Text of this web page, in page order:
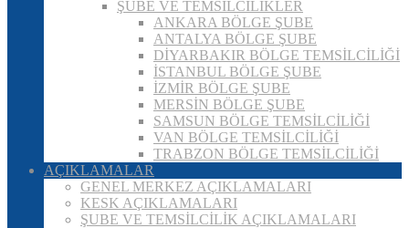
ŞUBE VE TEMSİLCİLİKLER
ANKARA BÖLGE ŞUBE
ANTALYA BÖLGE ŞUBE
DİYARBAKIR BÖLGE TEMSİLCİLİĞİ
İSTANBUL BÖLGE ŞUBE
İZMİR BÖLGE ŞUBE
MERSİN BÖLGE ŞUBE
SAMSUN BÖLGE TEMSİLCİLİĞİ
VAN BÖLGE TEMSİLCİLİĞİ
TRABZON BÖLGE TEMSİLCİLİĞİ
AÇIKLAMALAR
GENEL MERKEZ AÇIKLAMALARI
KESK AÇIKLAMALARI
ŞUBE VE TEMSİLCİLİK AÇIKLAMALARI